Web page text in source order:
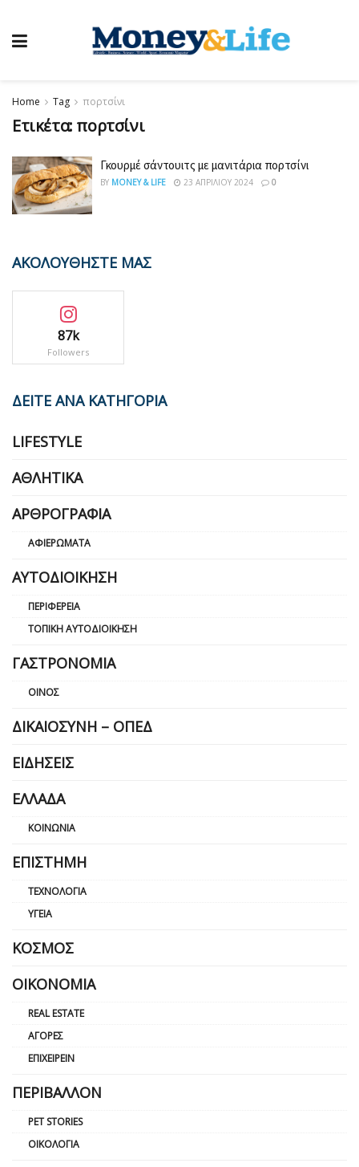
Home Tag πορτσίνι
Ετικέτα: πορτσίνι
Γκουρμέ σάντουιτς με μανιτάρια πορτσίνι
BY MONEY & LIFE 23 ΑΠΡΙΛΊΟΥ 2024 0
ΑΚΟΛΟΥΘΗΣΤΕ ΜΑΣ
87k
Followers
ΔΕΙΤΕ ΑΝΑ ΚΑΤΗΓΟΡΙΑ
LIFESTYLE
ΑΘΛΗΤΙΚΆ
ΑΡΘΡΟΓΡΑΦΊΑ
ΑΦΙΕΡΏΜΑΤΑ
ΑΥΤΟΔΙΟΊΚΗΣΗ
ΠΕΡΙΦΈΡΕΙΑ
ΤΟΠΙΚΉ ΑΥΤΟΔΙΟΊΚΗΣΗ
ΓΑΣΤΡΟΝΟΜΊΑ
ΟΊΝΟΣ
ΔΙΚΑΙΟΣΎΝΗ – ΟΠΕΔ
ΕΙΔΉΣΕΙΣ
ΕΛΛΆΔΑ
ΚΟΙΝΩΝΊΑ
ΕΠΙΣΤΉΜΗ
ΤΕΧΝΟΛΟΓΊΑ
ΥΓΕΊΑ
ΚΌΣΜΟΣ
ΟΙΚΟΝΟΜΊΑ
REAL ESTATE
ΑΓΟΡΈΣ
ΕΠΙΧΕΙΡΕΊΝ
ΠΕΡΙΒΆΛΛΟΝ
PET STORIES
ΟΙΚΟΛΟΓΊΑ